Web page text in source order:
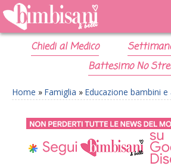
Chiedi al Medico
Battesimo No
Home » Famiglia » Educazione bambini e